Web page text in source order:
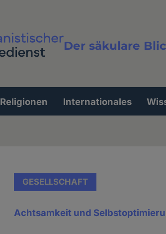
Der säkulare
Volltextsuche
Religionen Internationales
GESELLSCHAFT
Achtsamkeit und